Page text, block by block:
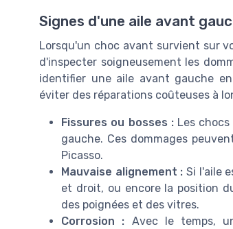
Signes d'une aile avant
Lorsqu'un choc avant survient sur
d'inspecter soigneusement les
identifier une aile avant gauche
éviter des réparations coûteuses à
Fissures ou bosses :Les chocs
gauche. Ces dommages
Picasso.
Mauvaise alignement : Si l'aile
et droit, ou encore la position
des poignées et des vitres.
Corrosion : Avec le temps,